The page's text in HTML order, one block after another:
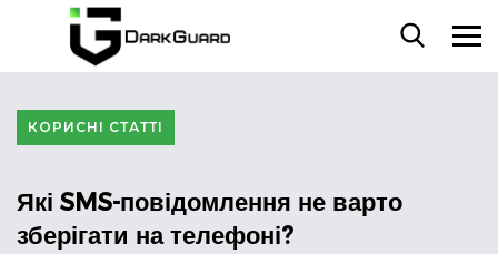
КОРИСНІ СТАТТІ
Які SMS-повідомлення не варто
зберігати на телефоні?